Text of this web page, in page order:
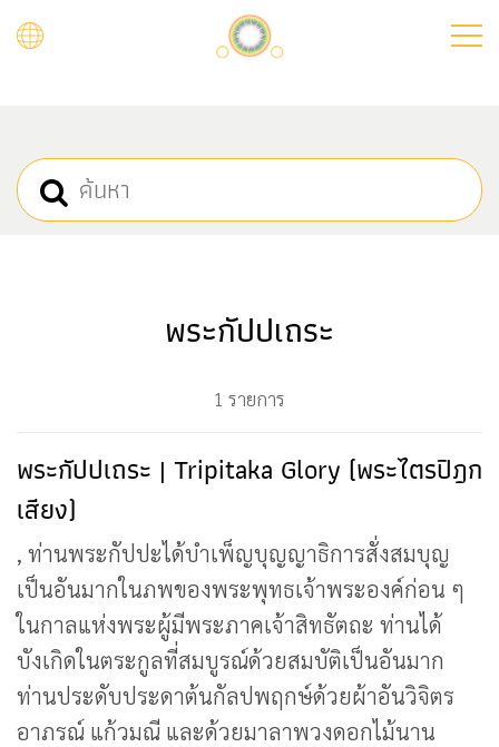
พระกัปปเถระ
1 รายการ
พระกัปปเถระ | Tripitaka Glory (พระไตรปิฎก
เสียง)
, ท่านพระกัปปะได้บำเพ็ญบุญญาธิการสั่งสมบุญ
เป็นอันมากในภพของพระพุทธเจ้าพระองค์ก่อน ๆ
ในกาลแห่งพระผู้มีพระภาคเจ้าสิทธัตถะ ท่านได้
บังเกิดในตระกูลที่สมบูรณ์ด้วยสมบัติเป็นอันมาก
ท่านประดับประดาต้นกัลปพฤกษ์ด้วยผ้าอันวิจิตร
อาภรณ์ แก้วมณี และด้วยมาลาพวงดอกไม้นาน